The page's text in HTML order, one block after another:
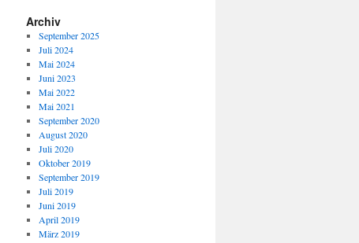
Archiv
September 2025
Juli 2024
Mai 2024
Juni 2023
Mai 2022
Mai 2021
September 2020
August 2020
Juli 2020
Oktober 2019
September 2019
Juli 2019
Juni 2019
April 2019
März 2019